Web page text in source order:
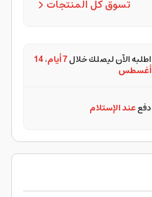
تسوق كل المنتجات
اطلبه الآن ليصلك خلال7 أيام ،14
أغسطس
دفععند الإستلام